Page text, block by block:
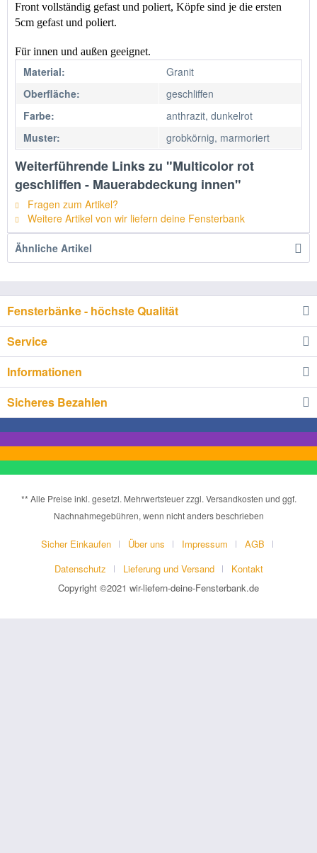
Front vollständig gefast und poliert, Köpfe sind je die ersten
5cm gefast und poliert.
Für innen und außen geeignet.
Material:
Granit
Oberfläche:
geschliffen
Farbe:
anthrazit, dunkelrot
Muster:
grobkörnig, marmoriert
Weiterführende Links zu "Multicolor rot
geschliffen - Mauerabdeckung innen"
Fragen zum Artikel?
Weitere Artikel von wir liefern deine Fensterbank
Ähnliche Artikel
Fensterbänke - höchste Qualität
Service
Informationen
Sicheres Bezahlen
** Alle Preise inkl. gesetzl. Mehrwertsteuer zzgl. Versandkosten und ggf.
Nachnahmegebühren, wenn nicht anders beschrieben
Sicher Einkaufen Über uns Impressum
AGB
Datenschutz
Lieferung und Versand
Kontakt
Copyright ©2021 wir-liefern-deine-Fensterbank.de